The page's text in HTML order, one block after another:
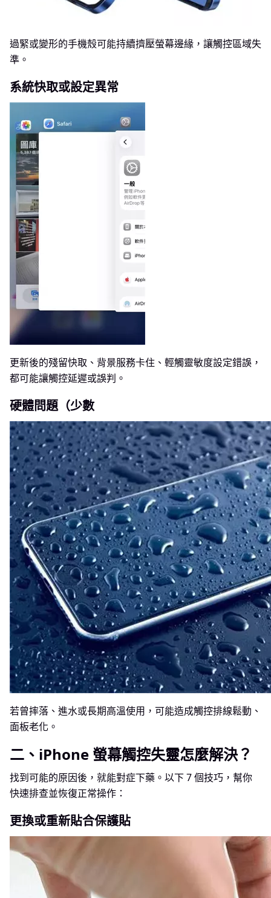
過緊或變形的手機殼可能持續擠壓螢幕邊緣，讓觸控區域失
準。
系統快取或設定異常
更新後的殘留快取、背景服務卡住、輕觸靈敏度設定錯誤，
都可能讓觸控延遲或誤判。
硬體問題（少數
若曾摔落、進水或長期高溫使用，可能造成觸控排線鬆動、
面板老化。
二、iPhone 螢幕觸控失靈怎麼解決？
找到可能的原因後，就能對症下藥。以下 7 個技巧，幫你
快速排查並恢復正常操作：
更換或重新貼合保護貼